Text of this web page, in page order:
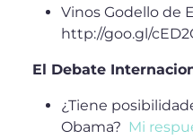
Vinos Godello de
http://goo.gl/
El Debate
¿Tiene
Obama? Mi